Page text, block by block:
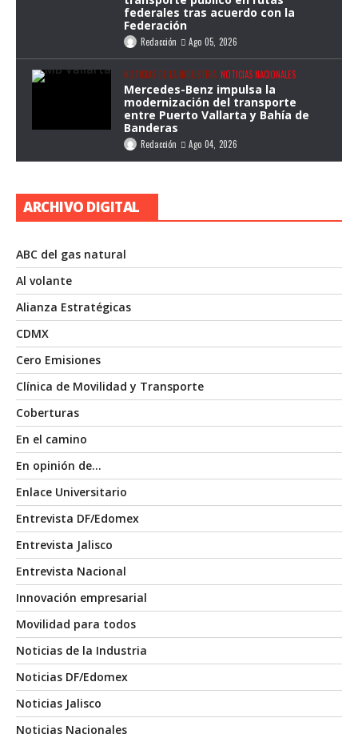
federales tras acuerdo con la
Federación
Redacción Ago 05, 2026
NOTICIAS DE LA INDUSTRIA NOTICIAS NACIONALES
Mercedes-Benz impulsa la
modernización del transporte
entre Puerto Vallarta y Bahía de
Banderas
Redacción Ago 04, 2026
ARCHIVO DIGITAL
ABC del gas natural
Al volante
Alianza Estratégicas
CDMX
Cero Emisiones
Clínica de Movilidad y Transporte
Coberturas
En el camino
En opinión de…
Enlace Universitario
Entrevista DF/Edomex
Entrevista Jalisco
Entrevista Nacional
Innovación empresarial
Movilidad para todos
Noticias de la Industria
Noticias DF/Edomex
Noticias Jalisco
Noticias Nacionales